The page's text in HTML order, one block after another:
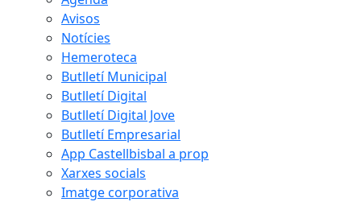
Avisos
Notícies
Hemeroteca
Butlletí Municipal
Butlletí Digital
Butlletí Digital Jove
Butlletí Empresarial
App Castellbisbal a prop
Xarxes socials
Imatge corporativa